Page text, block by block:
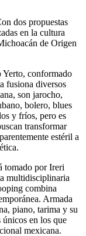
dos propuestas
en la cultura
de Origen
Yerto, conformado
fusiona diversos
son jarocho,
bolero, blues
y fríos, pero es
transformar
estéril a
tomado por Ireri
multidisciplinaria
combina
Armada
piano, tarima y su
en los que
mexicana.